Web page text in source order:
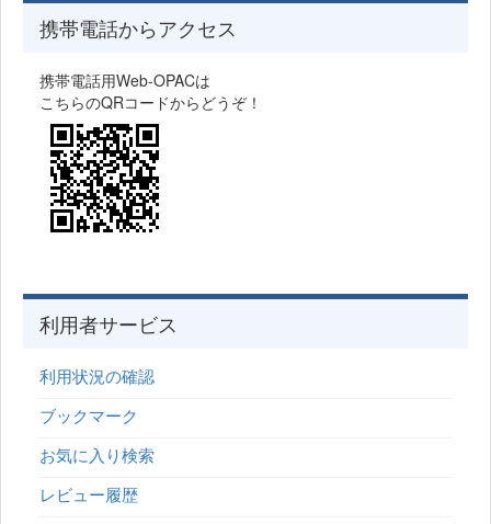
携帯電話からアクセス
携帯電話用Web-OPACは
こちらのQRコードからどうぞ！
利用者サービス
利用状況の確認
ブックマーク
お気に入り検索
レビュー履歴